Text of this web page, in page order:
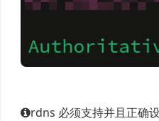
rdns 必须支持并且正确